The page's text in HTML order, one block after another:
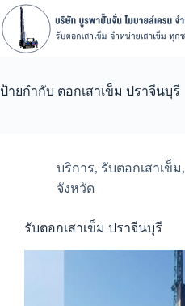
Skip
to
content
ป้ายกำกับ ตอกเสาเข็ม ปราจีนบุรี
บริการ, รับตอกเสาเข็ม,
จังหวัด
รับตอกเสาเข็ม ปราจีนบุรี